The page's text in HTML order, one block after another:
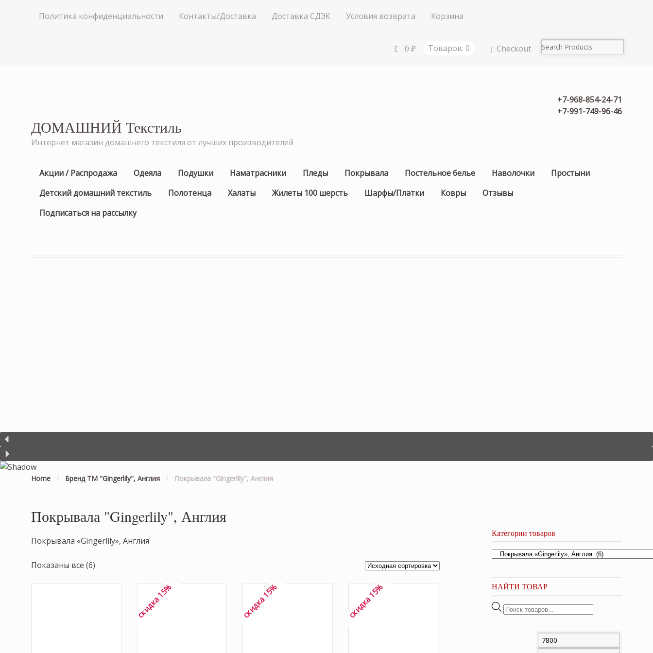
Политика конфиденциальности Контакты/Доставка Доставка СДЭК Условия возврата Корзина
0 ₽ Товаров: 0 Checkout
+7-968-854-24-71
+7-991-749-96-46
ДОМАШНИЙ Текстиль
Интернет магазин домашнего текстиля от лучших производителей
Акции / Распродажа Одеяла Подушки Наматрасники Пледы Покрывала Постельное белье Наволочки
Простыни
Детский домашний текстиль
Полотенца Халаты Жилеты 100 шерсть Шарфы/Платки Ковры
Отзывы
Подписаться на рассылку
Home / Бренд ТМ "Gingerlily", Англия / Покрывала "Gingerlily", Англия
Покрывала "Gingerlily", Англия
Покрывала «Gingerlily», Англия
Показаны все (6)
скидка 15% скидка 15% скидка 15%
Категории товаров
НАЙТИ ТОВАР
Поиск
Минимальная